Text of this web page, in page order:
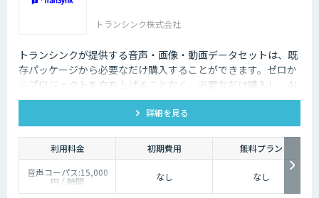
トランシンク株式会社
トランシンクが提供する音声・画像・動画データセットは、既
存パッケージから必要なだけ購入することができます。ゼロか
らプロジェクトを立ち上げることなく、必要なだけ購入し、AI
モデルの開発ができます。
詳細を見る
利用料金 初期費用
無料プラン
音声コーパス:15,000
円 / 時間
人物写真画像収集:300
なし なし